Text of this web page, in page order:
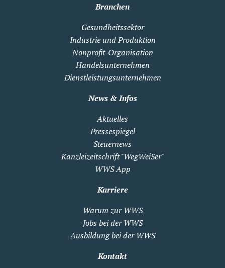
Branchen
Gesundheitssektor
Industrie und Produktion
Nonprofit-Organisation
Handelsunternehmen
Dienstleistungsunternehmen
News & Infos
Aktuelles
Pressespiegel
Steuernews
Kanzleizeitschrift "WegWeiSer"
WWS App
Karriere
Warum zur WWS
Jobs bei der WWS
Ausbildung bei der WWS
Kontakt